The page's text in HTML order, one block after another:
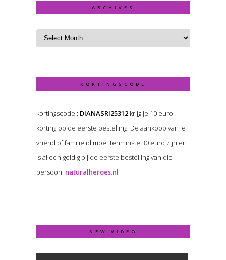
ARCHIVES
KORTINGSCODE
kortingscode : DIANASRI25312krijg je 10 euro
korting op de eerste bestelling. De aankoop van je
vriend of familielid moet tenminste 30 euro zijn en
is alleen geldig bij de eerste bestelling van die
persoon. naturalheroes.nl
NEW VIDEO